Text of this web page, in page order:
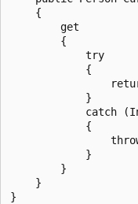
    {
        get
        {
            try
            {
            }
catch
            {
            }
        }
    }
}